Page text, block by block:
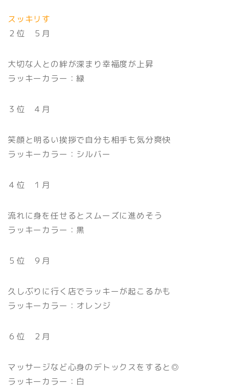
スッキリす
２位 ５月
大切な人との絆が深まり幸福度が上昇
ラッキーカラー：緑
３位 ４月
笑顔と明るい挨拶で自分も相手も気分爽快
ラッキーカラー：シルバー
４位 １月
流れに身を任せるとスムーズに進めそう
ラッキーカラー：黒
５位 ９月
久しぶりに行く店でラッキーが起こるかも
ラッキーカラー：オレンジ
６位 ２月
マッサージなど心身のデトックスをすると◎
ラッキーカラー：白